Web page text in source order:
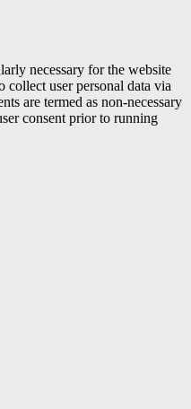
necessary for the website
user personal data via
are termed as non-necessary
consent prior to running